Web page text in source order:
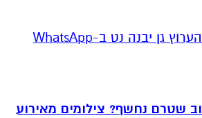
‏כדי לעקוב אחרי הערוץ גן יבנה נט ב-WhatsApp
שטרם נחשף? צילומים מאירוע